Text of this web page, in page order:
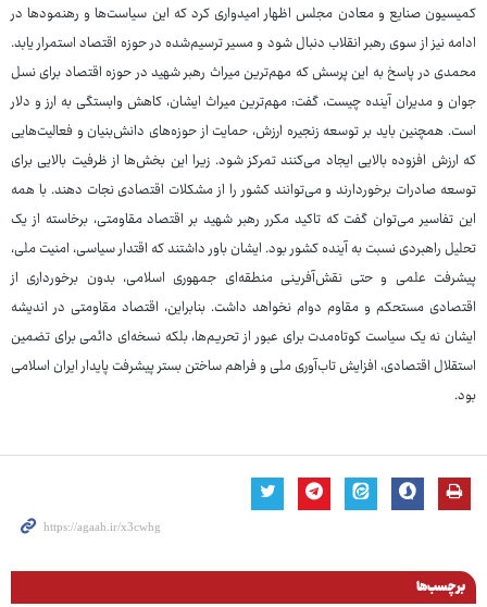
کمیسیون صنایع و معادن مجلس اظهار امیدواری کرد که این سیاست‌ها و رهنمودها در
ادامه نیز از سوی رهبر انقلاب دنبال شود و مسیر ترسیم‌شده در حوزه اقتصاد استمرار یابد.
محمدی در پاسخ به این پرسش که مهم‌ترین میراث رهبر شهید در حوزه اقتصاد برای نسل
جوان و مدیران آینده چیست، گفت: مهم‌ترین میراث ایشان، کاهش وابستگی به ارز و دلار
است. همچنین باید بر توسعه زنجیره ارزش، حمایت از حوزه‌های دانش‌بنیان و فعالیت‌هایی
که ارزش افزوده بالایی ایجاد می‌کنند تمرکز شود. زیرا این بخش‌ها از ظرفیت بالایی برای
توسعه صادرات برخوردارند و می‌توانند کشور را از مشکلات اقتصادی نجات دهند. با همه
این تفاسیر می‌توان گفت که تاکید مکرر رهبر شهید بر اقتصاد مقاومتی، برخاسته از یک
تحلیل راهبردی نسبت به آینده کشور بود. ایشان باور داشتند که اقتدار سیاسی، امنیت ملی،
پیشرفت علمی و حتی نقش‌آفرینی منطقه‌ای جمهوری اسلامی، بدون برخورداری از
اقتصادی مستحکم و مقاوم دوام نخواهد داشت. بنابراین، اقتصاد مقاومتی در اندیشه
ایشان نه یک سیاست کوتاه‌مدت برای عبور از تحریم‌ها، بلکه نسخه‌ای دائمی برای تضمین
استقلال اقتصادی، افزایش تاب‌آوری ملی و فراهم ساختن بستر پیشرفت پایدار ایران اسلامی
بود.
برچسب‌ها